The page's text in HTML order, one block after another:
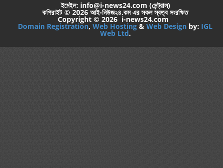
ইমেইল: info@i-news24.com (সেন্ট্রাল)
কপিরাইট © 2026 আই-নিউজ২৪.কম এর সকল স্বত্ব সংরক্ষিত
Copyright © 2026 i-news24.com
Domain Registration, Web Hosting & Web Design by: IGL
Web Ltd.